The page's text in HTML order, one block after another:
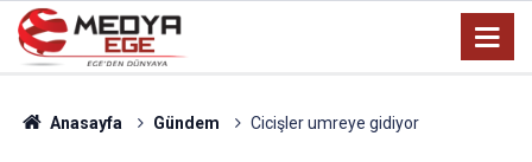
Anasayfa Gündem Cicişler umreye gidiyor